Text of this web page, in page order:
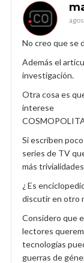
No creo que se
Además el
investigación.
Otra cosa es
interese
Si escriben
series de TV
más
¿ Es
discutir en otro
Considero que
lectores
tecnologías
guerras de